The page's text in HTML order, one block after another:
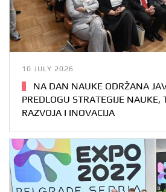
10 JULY 2026
NA DAN NAUKE ODRŽANA
PREDLOGU STRATEGIJE NAUKE,
RAZVOJA I INOVACIJA